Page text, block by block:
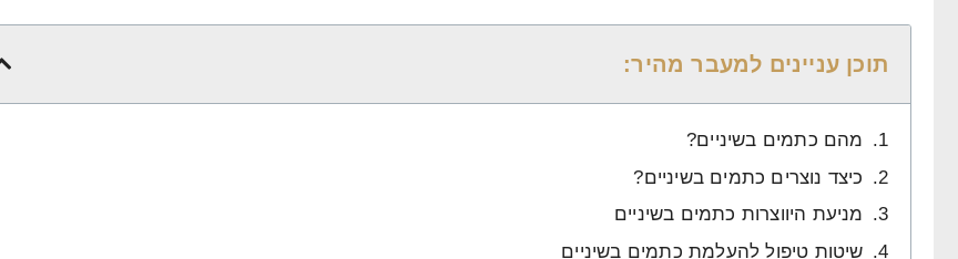
תוכן עניינים למעבר מהיר:
מהם כתמים בשיניים?
כיצד נוצרים כתמים בשיניים?
מניעת היווצרות כתמים בשיניים
שיטות טיפול להעלמת כתמים בשיניים